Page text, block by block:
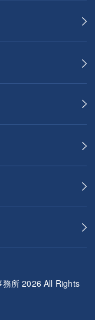
所 2026 All Rights